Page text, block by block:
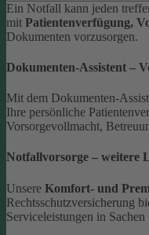
Ein Notfall kann jeden
mit Patientenverfügung,
Dokumenten vorzusorgen.
Dokumenten-Assistent –
Mit dem Dokumenten-
Ihre persönliche
Vorsorgevollmacht,
Notfallvorsorge – weitere
Unsere Komfort- und
Rechtsschutzversicherung
Serviceleistungen in